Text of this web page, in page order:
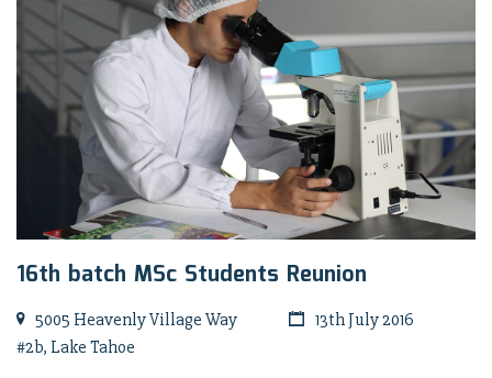
16th batch MSc Students Reunion
5005 Heavenly Village Way
#2b, Lake Tahoe
13th July 2016